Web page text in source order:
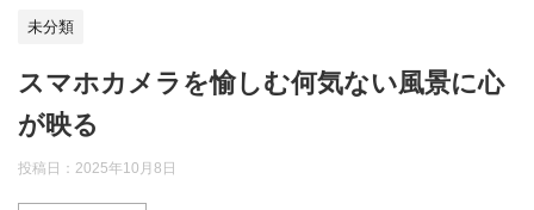
未分類
スマホカメラを愉しむ何気ない風景に心
が映る
投稿日： 2025年10月8日